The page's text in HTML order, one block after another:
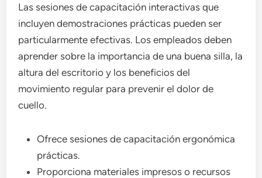
Las sesiones de capacitación interactivas que
incluyen demostraciones prácticas pueden ser
particularmente efectivas. Los empleados deben
aprender sobre la importancia de una buena silla, la
altura del escritorio y los beneficios del
movimiento regular para prevenir el dolor de
cuello.
Ofrece sesiones de capacitación ergonómica
prácticas.
Proporciona materiales impresos o recursos